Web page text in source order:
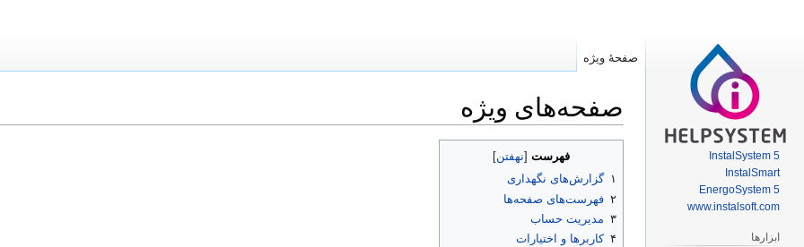
صفحه‌های ویژه
ناوبری
جستجو
فهرست
۱ گزارش‌های نگهداری
۲ فهرست‌های صفحه‌ها
۳ مدیریت حساب
۴ کاربرها و اختیارات
صفحهٔ ویژه
InstalSystem 5
InstalSmart
EnergoSystem 5
www.instalsoft.com
ابزارها